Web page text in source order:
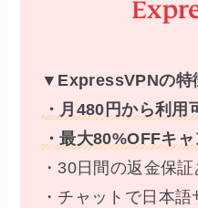
▼ExpressVPNの特
・月480円から利用
・最大80%OFFキ
・30日間の返金保
・チャットで日本